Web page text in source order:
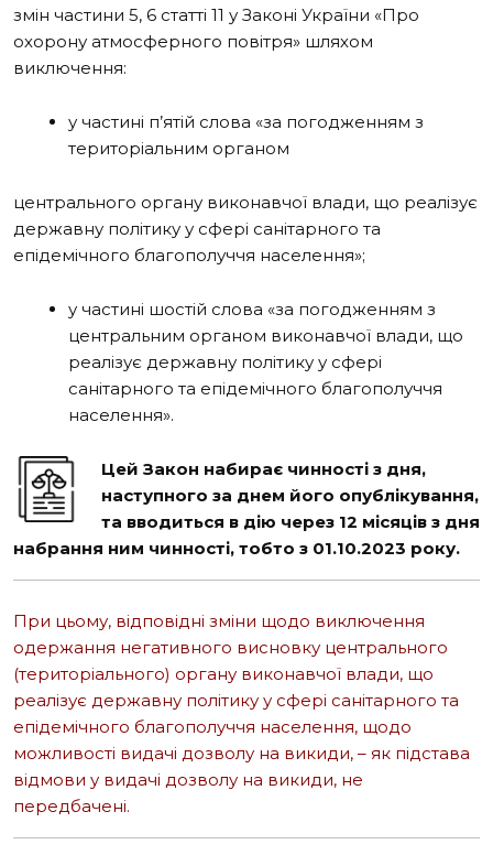
змін частини 5, 6 статті 11 у Законі України «Про
охорону атмосферного повітря» шляхом
виключення:
у частині п’ятій слова «за погодженням з
територіальним органом
центрального органу виконавчої влади, що реалізує
державну політику у сфері санітарного та
епідемічного благополуччя населення»;
у частині шостій слова «за погодженням з
центральним органом виконавчої влади, що
реалізує державну політику у сфері
санітарного та епідемічного благополуччя
населення».
Цей Закон набирає чинності з дня,
наступного за днем його опублікування,
та вводиться в дію через 12 місяців з дня
набрання ним чинності, тобто з 01.10.2023 року.
При цьому, відповідні зміни щодо виключення
одержання негативного висновку центрального
(територіального) органу виконавчої влади, що
реалізує державну політику у сфері санітарного та
епідемічного благополуччя населення, щодо
можливості видачі дозволу на викиди, – як підстава
відмови у видачі дозволу на викиди, не
передбачені.